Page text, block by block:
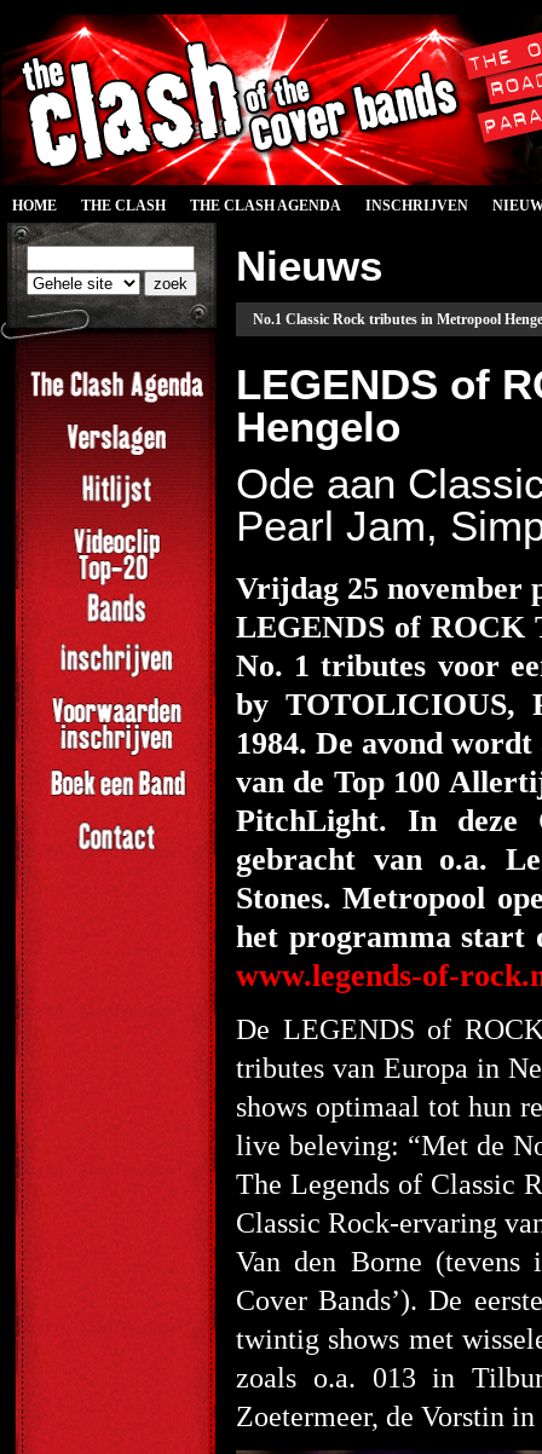
HOME THE CLASH THE CLASH AGENDA INSCHRIJVEN
Nieuws
No.1 Classic Rock tributes in Metropool
LEGENDS of
Hengelo
Ode aan
Pearl Jam,
Vrijdag 25 november
LEGENDS of ROCK
No. 1 tributes voor
by TOTOLICIOUS,
1984. De avond wordt
van de Top 100
PitchLight. In deze
gebracht van o.a.
Stones. Metropool
het programma start
www.legends-of-
De LEGENDS of
tributes van Europa in
shows optimaal tot hun
live beleving: “Met de
The Legends of Classic
Classic Rock-ervaring
Van den Borne (tevens
Cover Bands’). De
twintig shows met
zoals o.a. 013 in
Zoetermeer, de Vorstin